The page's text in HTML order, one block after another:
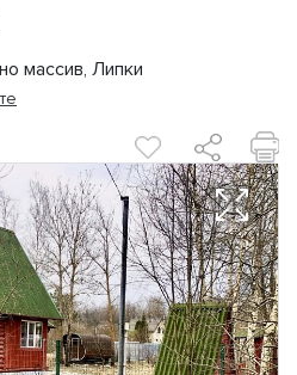
массив, Липки